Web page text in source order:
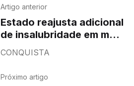
Artigo anterior
Estado reajusta adicional
de insalubridade em mais
de 35%; diárias também
são reajustadas
CONQUISTA
Próximo artigo